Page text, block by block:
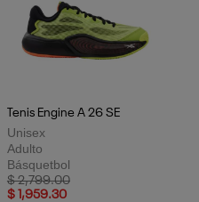
Tenis Engine A 26 SE
Unisex
Adulto
Básquetbol
Price reduced from
$ 2,799.00to
$ 1,959.30